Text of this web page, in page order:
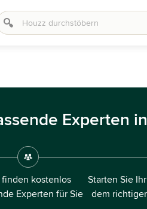
Experten
finden kostenlos
Experten für Sie
Starten Sie
dem